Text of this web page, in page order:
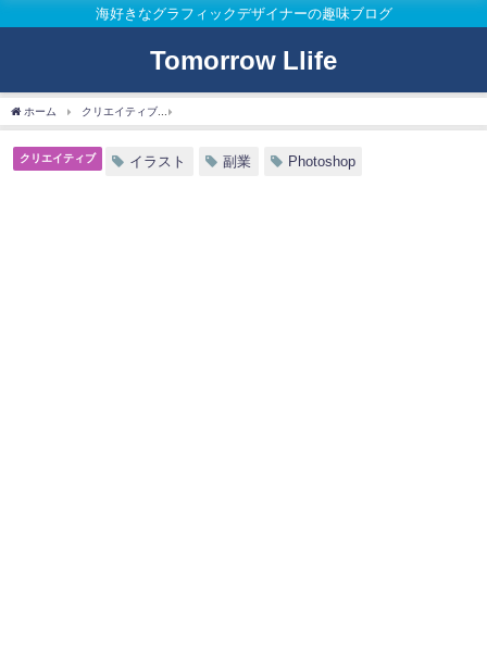
海好きなグラフィックデザイナーの趣味ブログ
Tomorrow Llife
ホーム クリエイティブ
クリエイティブ イラスト 副業 Photoshop